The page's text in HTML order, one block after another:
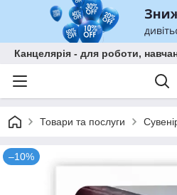
Канцелярія - для роботи,
Товари та послуги
–10%